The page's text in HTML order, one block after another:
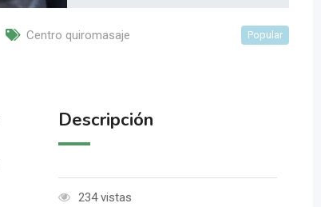
Centro quiromasaje Popular
Descripción
234 vistas